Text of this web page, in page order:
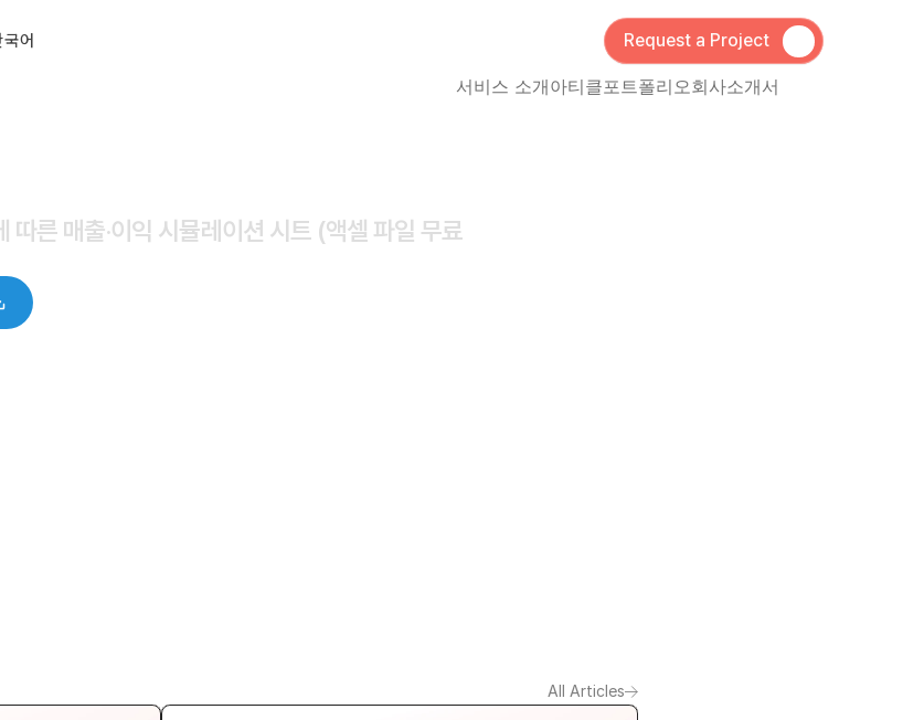
어 Request a Project
서비스 소개아티클포트폴리오회사소개서
따른 매출·이익 시뮬레이션 시트 (액셀 파일 무료
All Articles